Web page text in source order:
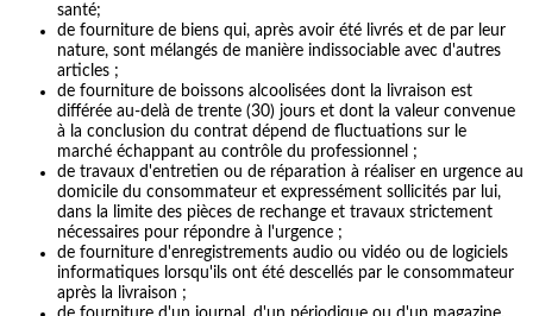
santé;
de fourniture de biens qui, après avoir été livrés et de par leur
nature, sont mélangés de manière indissociable avec d'autres
articles ;
de fourniture de boissons alcoolisées dont la livraison est
différée au-delà de trente (30) jours et dont la valeur convenue
à la conclusion du contrat dépend de fluctuations sur le
marché échappant au contrôle du professionnel ;
de travaux d'entretien ou de réparation à réaliser en urgence au
domicile du consommateur et expressément sollicités par lui,
dans la limite des pièces de rechange et travaux strictement
nécessaires pour répondre à l'urgence ;
de fourniture d'enregistrements audio ou vidéo ou de logiciels
informatiques lorsqu'ils ont été descellés par le consommateur
après la livraison ;